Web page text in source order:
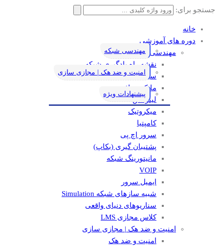
جستجو برای:
خانه
دوره های آموزشی
مهندسی شبکه
نقشه راه یادگیری شبکه
سیسکو
مایکروسافت
لینوکس
میکروتیک
کامپتیا
سرور اچ پی
پشتیبان گیری (بکاپ)
مانيتورينگ شبکه
VOIP
ایمیل سرور
شبیه سازهای شبکه Simulation
سناریوهای دنیای واقعی
کلاس مجازی LMS
امنیت و ضد هک | مجازی سازی
امنیت و ضد هک
مهندسی شبکه
امنیت و ضد هک | مجازی سازی
پیشنهادات ویژه